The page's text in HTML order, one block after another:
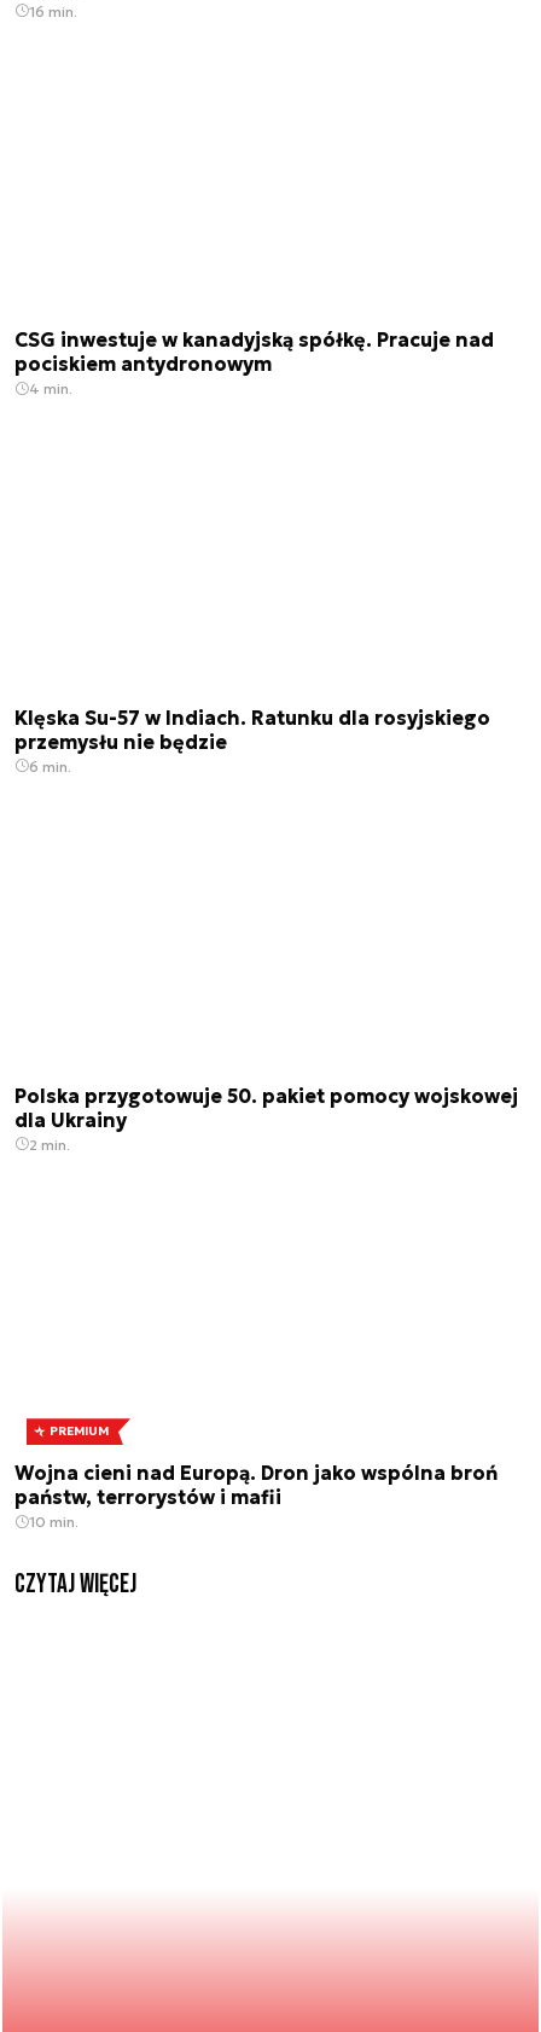
16 min.
CSG inwestuje w kanadyjską spółkę. Pracuje nad
pociskiem antydronowym
4 min.
Klęska Su-57 w Indiach. Ratunku dla rosyjskiego
przemysłu nie będzie
6 min.
Polska przygotowuje 50. pakiet pomocy wojskowej
dla Ukrainy
2 min.
PREMIUM
Wojna cieni nad Europą. Dron jako wspólna broń
państw, terrorystów i mafii
10 min.
czytaj więcej